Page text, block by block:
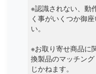
※認識されない、動
く事がいくつか御
い。
※お取り寄せ商品に
換製品のマッチン
じかねます。